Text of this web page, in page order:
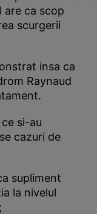
are ca scop
scurgerii
insa ca
Raynaud
si-au
cazuri de
supliment
la nivelul